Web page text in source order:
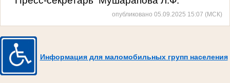
опубликовано 05.09.2025 15:07 (МСК)
Информация для маломобильных групп населения